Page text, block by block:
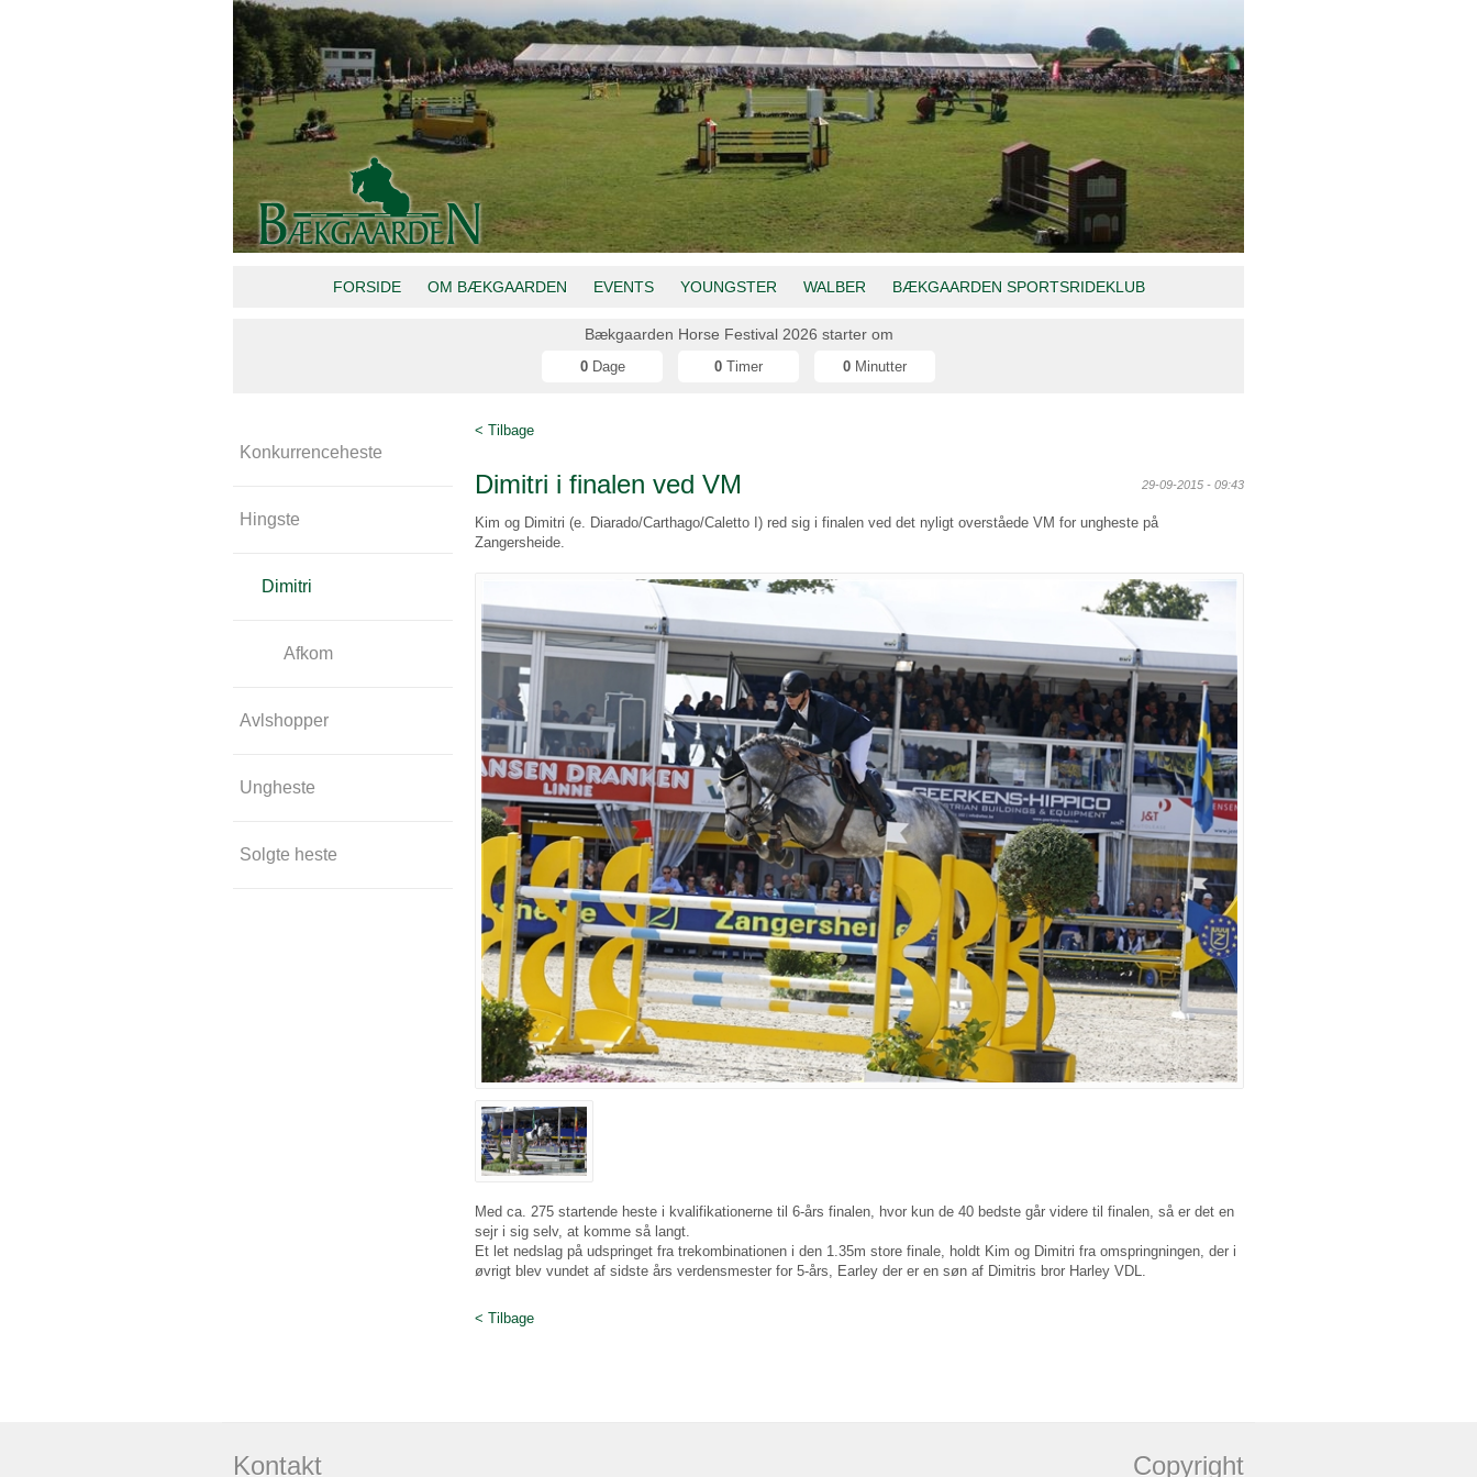
FORSIDE OM BÆKGAARDEN EVENTS YOUNGSTER WALBER BÆKGAARDEN SPORTSRIDEKLUB
Bækgaarden Horse Festival 2026 starter om
0 Dage 0 Timer 0 Minutter
Konkurrenceheste
Hingste
Dimitri
Afkom
Avlshopper
Ungheste
Solgte heste
< Tilbage
Dimitri i finalen ved VM 29-09-2015 - 09:43
Kim og Dimitri (e. Diarado/Carthago/Caletto I) red sig i finalen ved det nyligt overståede VM for ungheste på
Zangersheide.
Med ca. 275 startende heste i kvalifikationerne til 6-års finalen, hvor kun de 40 bedste går videre til finalen, så er det en
sejr i sig selv, at komme så langt.
Et let nedslag på udspringet fra trekombinationen i den 1.35m store finale, holdt Kim og Dimitri fra omspringningen, der i
øvrigt blev vundet af sidste års verdensmester for 5-års, Earley der er en søn af Dimitris bror Harley VDL.
< Tilbage
Kontakt Copyright